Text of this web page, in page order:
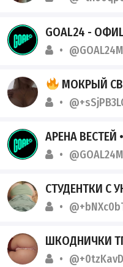
GOAL24 -
МОКРЫЙ
АРЕНА ВЕСТЕЙ
СТУДЕНТКИ С
ШКОДНИЧКИ